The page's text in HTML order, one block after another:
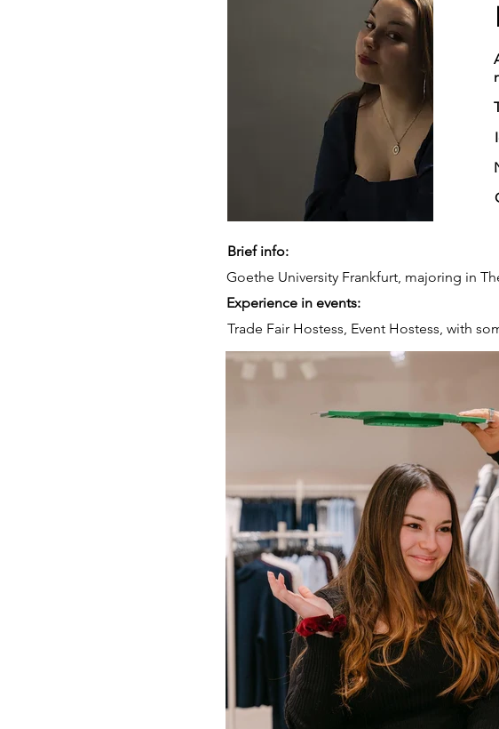
Brief info:
Goethe University Frankfurt, majoring in
Experience in events:
Trade Fair Hostess, Event Hostess, with